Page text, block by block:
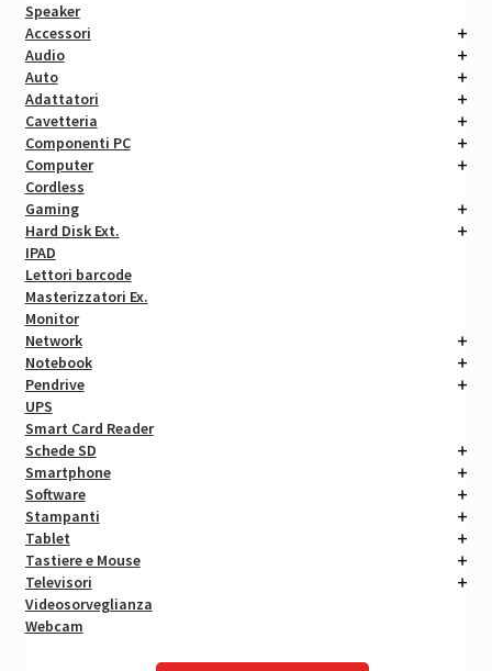
Speaker
Accessori
Audio
Auto
Adattatori
Cavetteria
Componenti PC
Computer
Cordless
Gaming
Hard Disk Ext.
IPAD
Lettori barcode
Masterizzatori Ex.
Monitor
Network
Notebook
Pendrive
UPS
Smart Card Reader
Schede SD
Smartphone
Software
Stampanti
Tablet
Tastiere e Mouse
Televisori
Videosorveglianza
Webcam